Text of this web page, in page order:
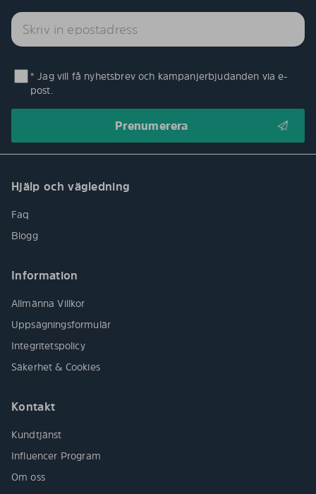
* Jag vill få nyhetsbrev och kampanjerbjudanden via e-
post.
Hjälp och vägledning
Faq
Blogg
Information
Allmänna Villkor
Uppsägningsformulär
Integritetspolicy
Säkerhet & Cookies
Kontakt
Kundtjänst
Influencer Program
Om oss